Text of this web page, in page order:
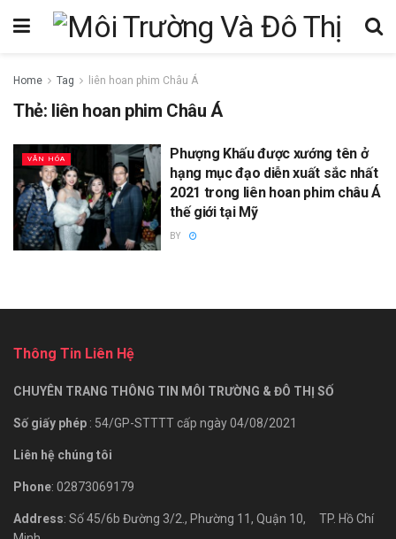
Home Tag liên hoan phim Châu Á
Thẻ: liên hoan phim Châu Á
VĂN HÓA
Phượng Khấu được xướng tên ở
hạng mục đạo diễn xuất sắc nhất
2021 trong liên hoan phim châu Á
thế giới tại Mỹ
BY
Thông Tin Liên Hệ
CHUYÊN TRANG THÔNG TIN MÔI TRƯỜNG & ĐÔ THỊ SỐ
Số giấy phép : 54/GP-STTTT cấp ngày 04/08/2021
Liên hệ chúng tôi
Phone: 02873069179
Address: Số 45/6b Đường 3/2., Phường 11, Quận 10, TP. Hồ Chí